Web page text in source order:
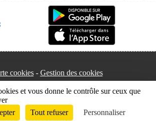
cookies Gestion des cookies
Connexion
et vous donne le contrôle sur ceux que
Tout refuser Personnaliser